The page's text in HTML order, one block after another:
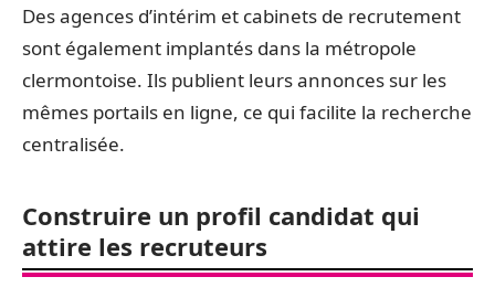
Des agences d’intérim et cabinets de recrutement
sont également implantés dans la métropole
clermontoise. Ils publient leurs annonces sur les
mêmes portails en ligne, ce qui facilite la recherche
centralisée.
Construire un profil candidat qui
attire les recruteurs